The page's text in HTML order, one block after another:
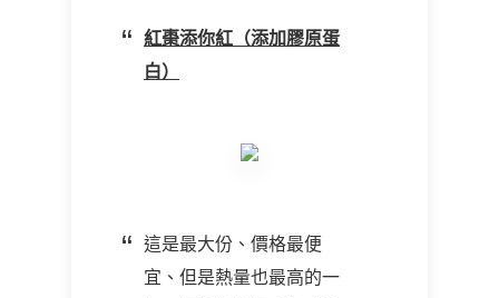
紅棗添你紅（添加膠原蛋
白）
這是最大份、價格最便
宜、但是熱量也最高的一